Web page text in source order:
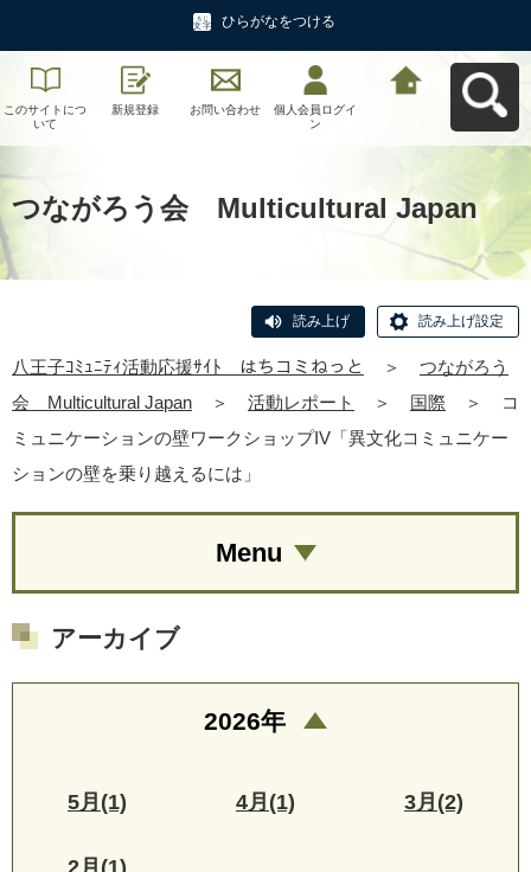
ひらがなをつける
このサイトにつ
いて
新規登録 お問い合わせ
個人会員ログイ
ン
つながろう会 Multicultural Japan
読み上げ 読み上げ設定
八王子ｺﾐｭﾆﾃｨ活動応援ｻｲﾄ はちコミねっと ＞
つながろう
会 Multicultural Japan
＞ 活動レポート ＞ 国際 ＞
コ
ミュニケーションの壁ワークショップIV「異文化コミュニケー
ションの壁を乗り越えるには」
Menu
アーカイブ
2026年
5月(1) 4月(1) 3月(2)
2月(1)